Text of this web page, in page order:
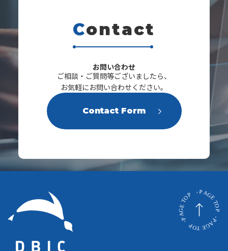
Contact
お問い合わせ
ご相談・ご質問等ございましたら、
お気軽にお問い合わせください。
Contact Form